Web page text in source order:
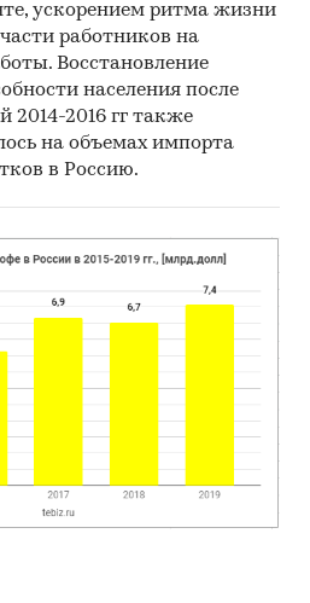
ускорением ритма жизни
работников на
Восстановление
населения после
2014-2016 гг также
на объемах импорта
в Россию.